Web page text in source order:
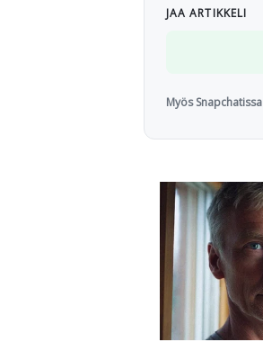
JAA ARTIKKELI
Myös Snapchatissa